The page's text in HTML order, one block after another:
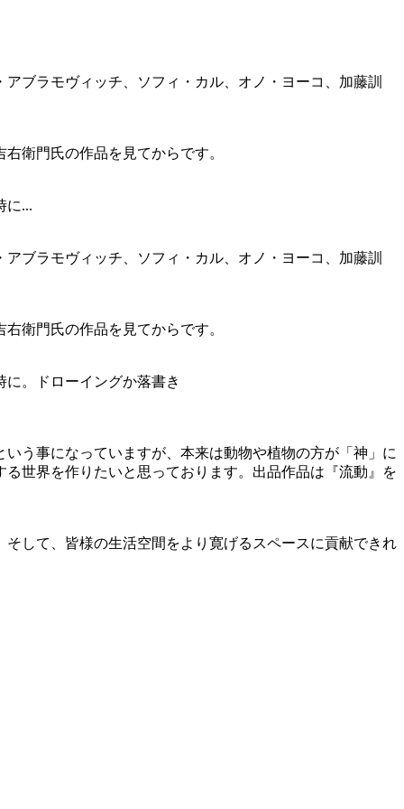
ブラモヴィッチ、ソフィ・カル、オノ・ヨーコ、加藤訓
衛門氏の作品を見てからです。
に...
ブラモヴィッチ、ソフィ・カル、オノ・ヨーコ、加藤訓
衛門氏の作品を見てからです。
。ドローイングか落書き
う事になっていますが、本来は動物や植物の方が「神」に
世界を作りたいと思っております。出品作品は『流動』を
して、皆様の生活空間をより寛げるスペースに貢献できれ